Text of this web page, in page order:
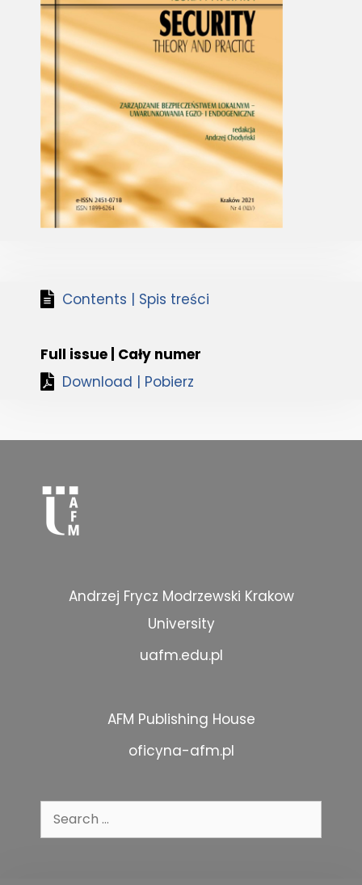
Contents | Spis treści
Full issue | Cały numer
Download | Pobierz
Andrzej Frycz Modrzewski Krakow
University
uafm.edu.pl
AFM Publishing House
oficyna-afm.pl
Search
for: